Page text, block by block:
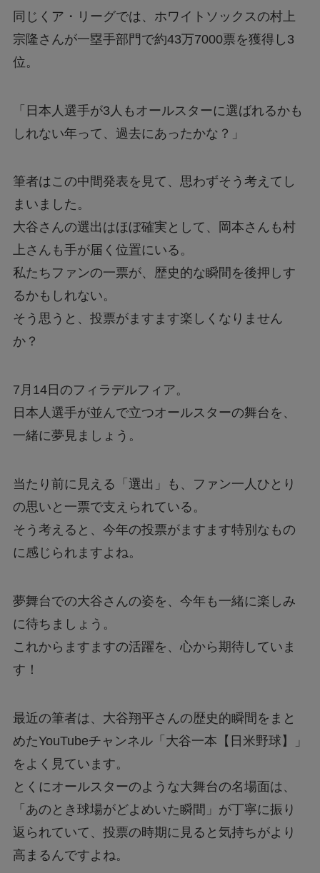
同じくア・リーグでは、ホワイトソックスの村上
宗隆さんが一塁手部門で約43万7000票を獲得し3
位。
「日本人選手が3人もオールスターに選ばれるかも
しれない年って、過去にあったかな？」
筆者はこの中間発表を見て、思わずそう考えてし
まいました。
大谷さんの選出はほぼ確実として、岡本さんも村
上さんも手が届く位置にいる。
私たちファンの一票が、歴史的な瞬間を後押しす
るかもしれない。
そう思うと、投票がますます楽しくなりません
か？
7月14日のフィラデルフィア。
日本人選手が並んで立つオールスターの舞台を、
一緒に夢見ましょう。
当たり前に見える「選出」も、ファン一人ひとり
の思いと一票で支えられている。
そう考えると、今年の投票がますます特別なもの
に感じられますよね。
夢舞台での大谷さんの姿を、今年も一緒に楽しみ
に待ちましょう。
これからますますの活躍を、心から期待していま
す！
最近の筆者は、大谷翔平さんの歴史的瞬間をまと
めたYouTubeチャンネル「大谷一本【日米野球】」
をよく見ています。
とくにオールスターのような大舞台の名場面は、
「あのとき球場がどよめいた瞬間」が丁寧に振り
返られていて、投票の時期に見ると気持ちがより
高まるんですよね。